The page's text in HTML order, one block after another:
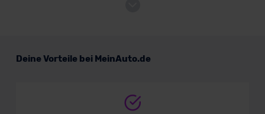
Deine Vorteile bei MeinAuto.de